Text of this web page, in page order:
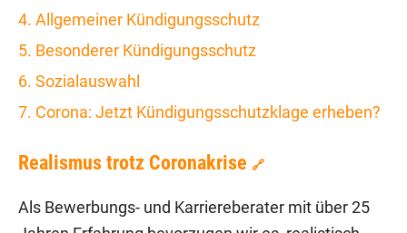
4. Allgemeiner Kündigungsschutz
5. Besonderer Kündigungsschutz
6. Sozialauswahl
7. Corona: Jetzt Kündigungsschutzklage erheben?
Realismus trotz Coronakrise 🔗
Als Bewerbungs- und Karriereberater mit über 25